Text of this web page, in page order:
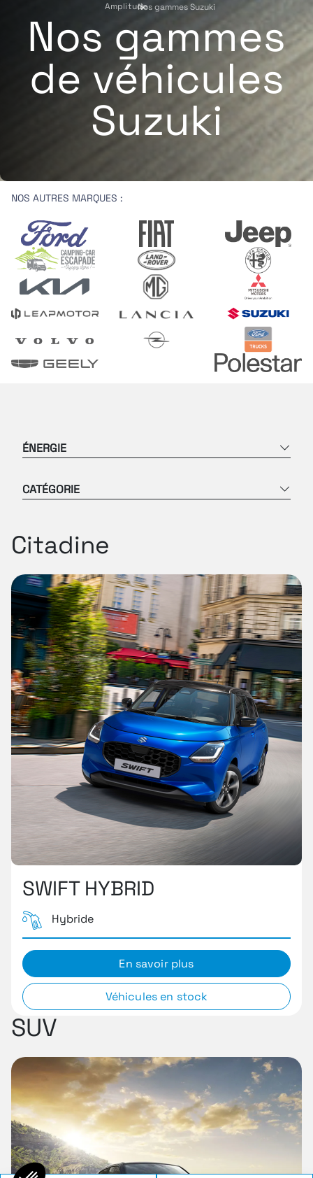
Amplitude
›
Nos gammes Suzuki
Nos gammes
de véhicules
Suzuki
NOS AUTRES MARQUES :
ÉNERGIE
CATÉGORIE
Citadine
SWIFT HYBRID
Hybride
En savoir plus
Véhicules en stock
SUV